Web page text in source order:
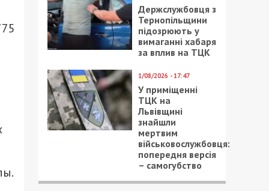
Держслужбовця з
Тернопільщини
підозрюють у
вимаганні хабаря
за вплив на ТЦК
1/08/2026 - 17:47
У приміщенні
ТЦК на
Львівщині
знайшли
мертвим
військовослужбовця:
попередня версія
– самогубство